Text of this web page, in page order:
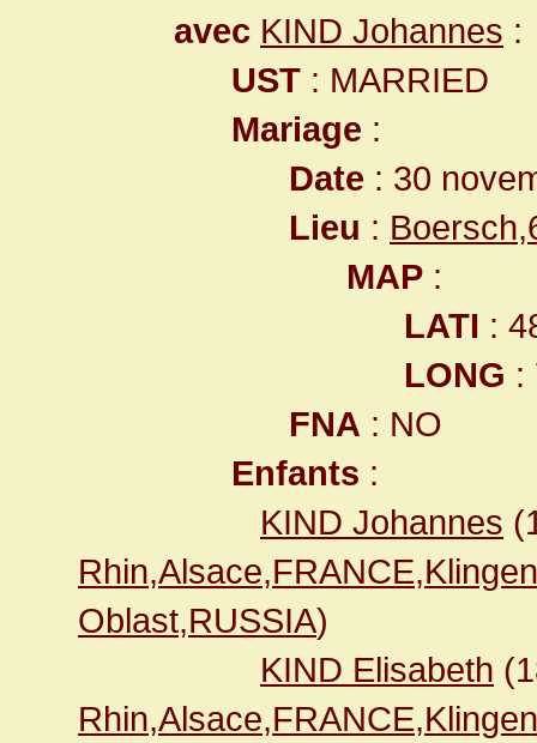
avec KIND Johannes :
UST : MARRIED
Mariage :
Date : 30
Lieu :
MAP :
LATI :
LONG :
FNA : NO
Enfants :
KIND Johannes
Oblast,RUSSIA)
KIND Elisabeth